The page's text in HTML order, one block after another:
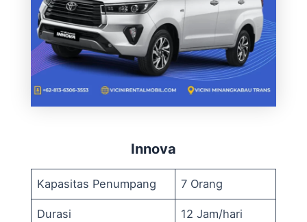
Innova
Kapasitas Penumpang 7 Orang
Durasi 12 Jam/hari